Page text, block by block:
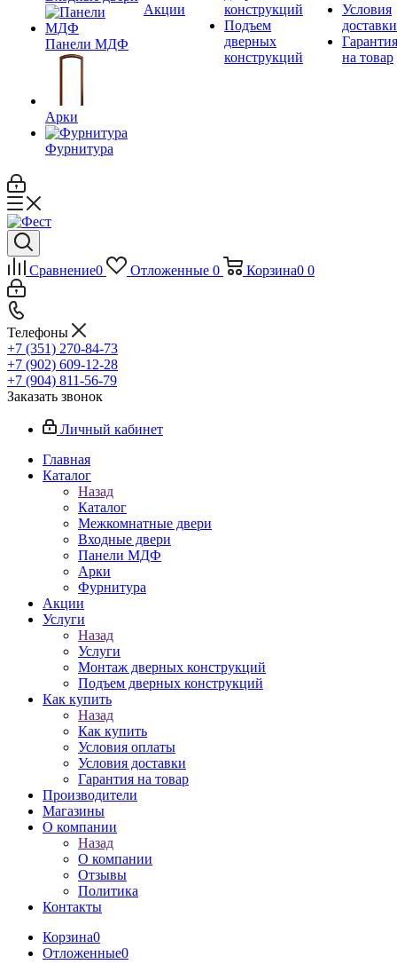
Панели МДФ
Арки
Фурнитура
Акции
конструкций
Подъем
дверных
конструкций
Условия
доставки
Гарантия
на товар
Сравнение0 Отложенные 0 Корзина0 0
Телефоны
+7 (351) 270-84-73
+7 (902) 609-12-28
+7 (904) 811-56-79
Заказать звонок
Личный кабинет
Главная
Каталог
Назад
Каталог
Межкомнатные двери
Входные двери
Панели МДФ
Арки
Фурнитура
Акции
Услуги
Назад
Услуги
Монтаж дверных конструкций
Подъем дверных конструкций
Как купить
Назад
Как купить
Условия оплаты
Условия доставки
Гарантия на товар
Производители
Магазины
О компании
Назад
О компании
Отзывы
Политика
Контакты
Корзина0
Отложенные0